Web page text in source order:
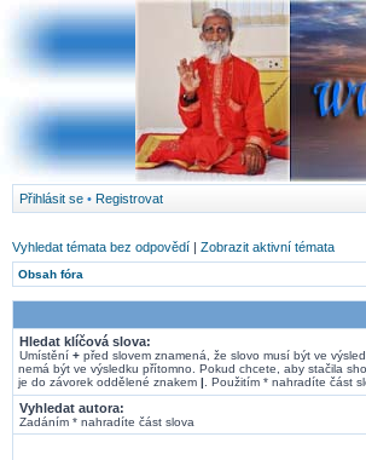
Přihlásit se • Registrovat
Vyhledat témata bez odpovědí | Zobrazit aktivní témata
Obsah fóra
Hledat klíčová slova:
Umístění + před slovem znamená, že slovo musí být ve
nemá být ve výsledku přítomno. Pokud chcete, aby stačila
je do závorek oddělené znakem | . Použitím * nahradíte část
Vyhledat autora:
Zadáním * nahradíte část slova